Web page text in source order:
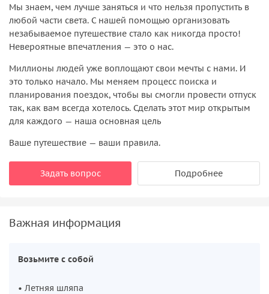
Мы знаем, чем лучше заняться и что нельзя пропустить в
любой части света. С нашей помощью организовать
незабываемое путешествие стало как никогда просто!
Невероятные впечатления — это о нас.
Миллионы людей уже воплощают свои мечты с нами. И
это только начало. Мы меняем процесс поиска и
планирования поездок, чтобы вы смогли провести отпуск
так, как вам всегда хотелось. Сделать этот мир открытым
для каждого — наша основная цель
Ваше путешествие — ваши правила.
Задать вопрос Подробнее
Важная информация
Возьмите с собой
• Летняя шляпа